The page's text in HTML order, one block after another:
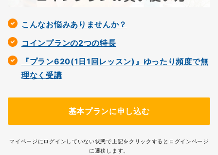
こんなお悩みありませんか？
コインプランの2つの特長
『プラン620(1日1回レッスン)』ゆったり頻度で無
理なく受講
基本プランに申し込む
マイページにログインしていない状態で上記をクリックするとログインページ
に遷移します。